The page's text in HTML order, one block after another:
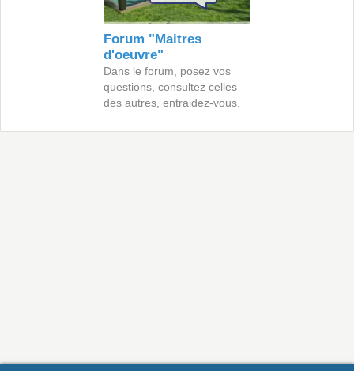
Forum "Maitres
d'oeuvre"
Dans le forum, posez vos
questions, consultez celles
des autres, entraidez-vous.